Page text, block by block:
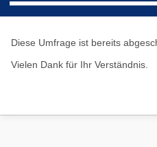
Diese Umfrage ist bereits
Vielen Dank für Ihr Verständnis.